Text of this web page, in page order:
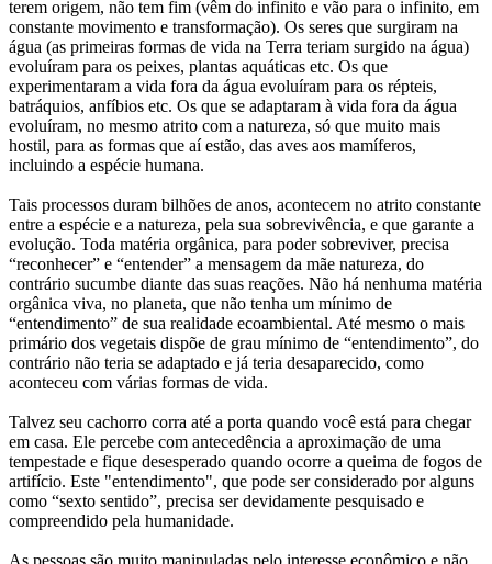
terem origem, não tem fim (vêm do infinito e vão para o infinito, em
constante movimento e transformação). Os seres que surgiram na
água (as primeiras formas de vida na Terra teriam surgido na água)
evoluíram para os peixes, plantas aquáticas etc. Os que
experimentaram a vida fora da água evoluíram para os répteis,
batráquios, anfíbios etc. Os que se adaptaram à vida fora da água
evoluíram, no mesmo atrito com a natureza, só que muito mais
hostil, para as formas que aí estão, das aves aos mamíferos,
incluindo a espécie humana.
Tais processos duram bilhões de anos, acontecem no atrito constante
entre a espécie e a natureza, pela sua sobrevivência, e que garante a
evolução. Toda matéria orgânica, para poder sobreviver, precisa
“reconhecer” e “entender” a mensagem da mãe natureza, do
contrário sucumbe diante das suas reações. Não há nenhuma matéria
orgânica viva, no planeta, que não tenha um mínimo de
“entendimento” de sua realidade ecoambiental. Até mesmo o mais
primário dos vegetais dispõe de grau mínimo de “entendimento”, do
contrário não teria se adaptado e já teria desaparecido, como
aconteceu com várias formas de vida.
Talvez seu cachorro corra até a porta quando você está para chegar
em casa. Ele percebe com antecedência a aproximação de uma
tempestade e fique desesperado quando ocorre a queima de fogos de
artifício. Este "entendimento", que pode ser considerado por alguns
como “sexto sentido”, precisa ser devidamente pesquisado e
compreendido pela humanidade.